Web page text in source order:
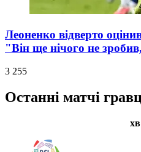
Леоненко відверто
"Він ще нічого не
3 255
Останні матчі
хв